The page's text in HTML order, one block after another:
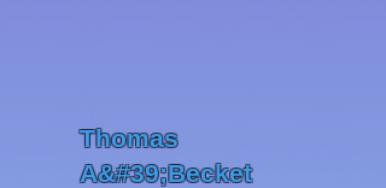
Thomas
A&#39;Becket